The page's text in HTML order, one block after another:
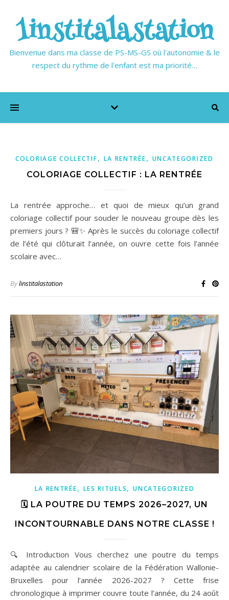
1institalastation
Bienvenue dans ma classe de PS-MS-GS où l'autonomie & le
respect du rythme de l'enfant est ma priorité…
COLORIAGE COLLECTIF, LA RENTRÉE, UNCATEGORIZED
COLORIAGE COLLECTIF : LA RENTRÉE
La rentrée approche… et quoi de mieux qu’un grand
coloriage collectif pour souder le nouveau groupe dès les
premiers jours ? 🎒✨ Après le succès du coloriage collectif
de l’été qui clôturait l’année, on ouvre cette fois l’année
scolaire avec…
Bylinstitalastation
LA RENTRÉE, LES RITUELS,UNCATEGORIZED
🗓️ LA POUTRE DU TEMPS 2026–2027, UN
INCONTOURNABLE DANS NOTRE CLASSE !
🔍 Introduction Vous cherchez une poutre du temps
adaptée au calendrier scolaire de la Fédération Wallonie-
Bruxelles pour l’année 2026-2027 ? Cette frise
chronologique à imprimer couvre toute l’année, du 24 août